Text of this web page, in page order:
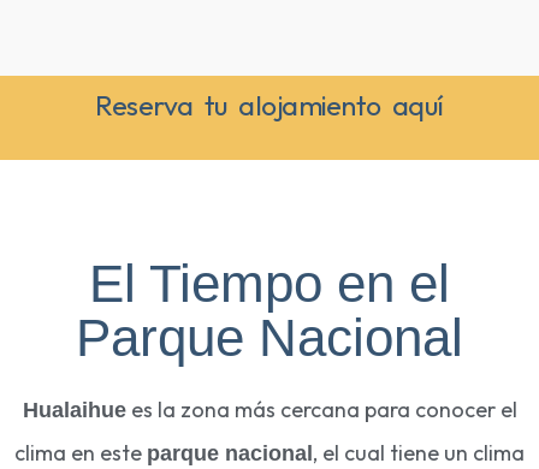
Reserva tu alojamiento aquí
El Tiempo en el
Parque Nacional
Hualaihuees la zona más cercana para conocer el
clima en este parque nacional, el cual tiene un clima